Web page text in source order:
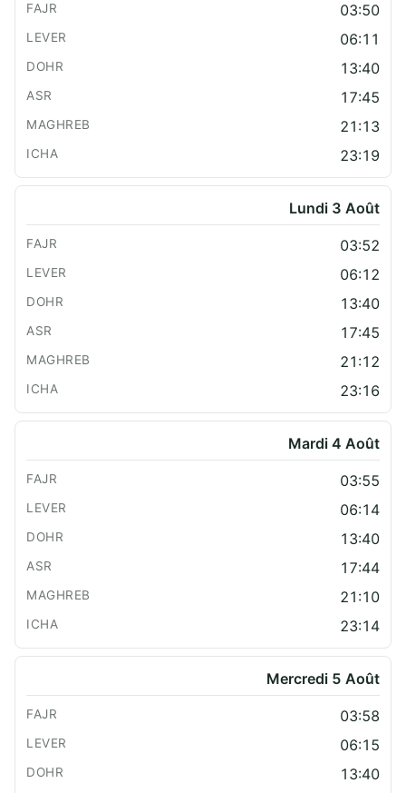
03:50
06:11
13:40
17:45
21:13
23:19
Lundi 3 Août
03:52
06:12
13:40
17:45
21:12
23:16
Mardi 4 Août
03:55
06:14
13:40
17:44
21:10
23:14
Mercredi 5 Août
03:58
06:15
13:40